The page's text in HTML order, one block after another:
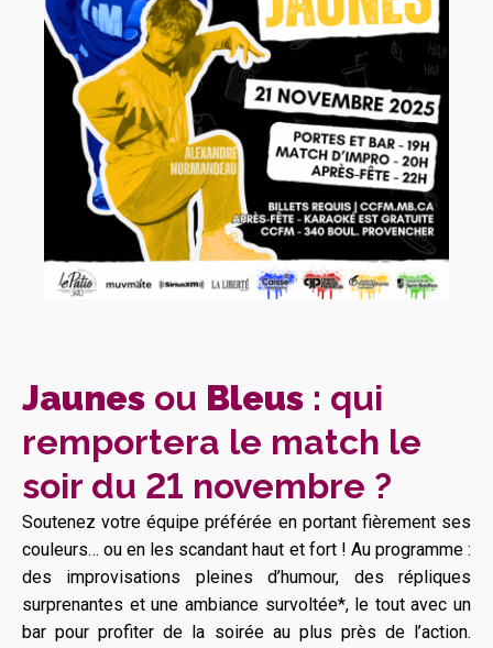
Jaunes ou Bleus : qui
remportera le match le
soir du 21 novembre ?
Soutenez votre équipe préférée en portant fièrement ses
couleurs… ou en les scandant haut et fort ! Au programme :
des improvisations pleines d’humour, des répliques
surprenantes et une ambiance survoltée*, le tout avec un
bar pour profiter de la soirée au plus près de l’action.